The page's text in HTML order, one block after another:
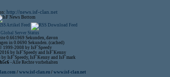
http://news.isf-clan.net
Server Status
0.661969 Sekunden, davon
in 0.0690 Sekunden. (cached)
1999-2008 by IsF`Speedy
by IsF`Speedy and IsF`Kenny
IsF`Speedy, IsF`Kenny and IsF`mark
- Alle Rechte vorbehalten
/ www.isf-clan.eu/ www.isf-clan.net